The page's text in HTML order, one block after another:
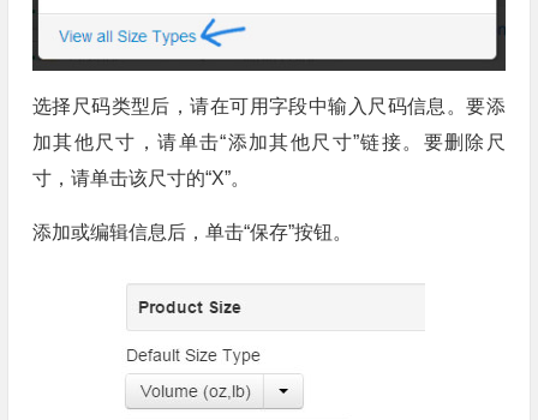
选择尺码类型后，请在可用字段中输入尺码信息。要添
加其他尺寸，请单击“添加其他尺寸”链接。要删除尺
寸，请单击该尺寸的“X”。
添加或编辑信息后，单击“保存”按钮。